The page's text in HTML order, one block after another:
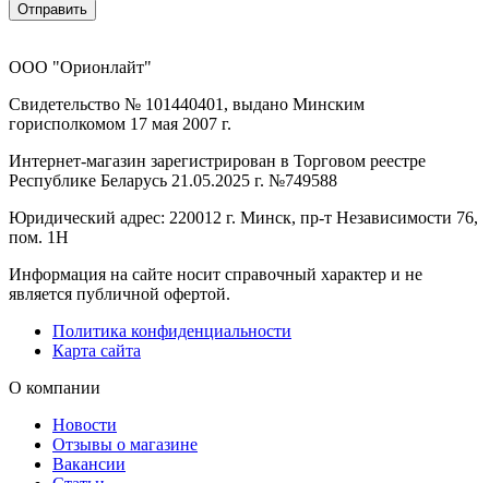
Отправить
ООО "Орионлайт"
Свидетельство № 101440401, выдано Минским
горисполкомом 17 мая 2007 г.
Интернет-магазин зарегистрирован в Торговом реестре
Республике Беларусь 21.05.2025 г. №749588
Юридический адрес: 220012 г. Минск, пр-т Независимости 76,
пом. 1Н
Информация на сайте носит справочный характер и не
является публичной офертой.
Политика конфиденциальности
Карта сайта
О компании
Новости
Отзывы о магазине
Вакансии